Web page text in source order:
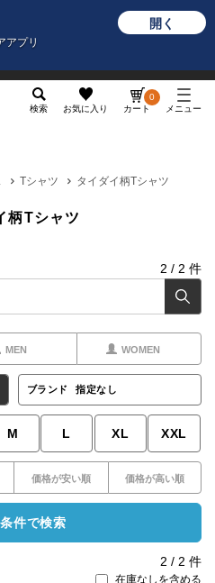
アプリ
開く
検索 お気に入り カート
0
メニュー
Tシャツ タイダイ柄Tシャツ
柄Tシャツ
2 / 2 件
MEN WOMEN
ブランド 指定なし
M L XL XXL
価格が安い順 価格が高い順
件で検索
2 / 2 件
在庫なしを含める